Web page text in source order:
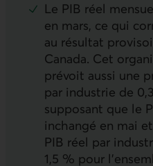
Le PIB réel
en mars, ce qui
au résultat
Canada. Cet
prévoit aussi une
par industrie de
supposant que le
inchangé en mai
PIB réel par
1,5 % pour